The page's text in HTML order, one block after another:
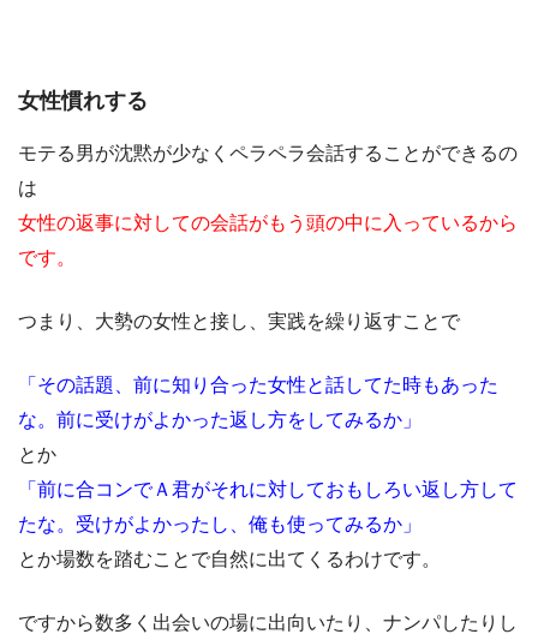
女性慣れする
モテる男が沈黙が少なくペラペラ会話することができるの
は
女性の返事に対しての会話がもう頭の中に入っているから
です。
つまり、大勢の女性と接し、実践を繰り返すことで
「その話題、前に知り合った女性と話してた時もあった
な。前に受けがよかった返し方をしてみるか」
とか
「前に合コンでＡ君がそれに対しておもしろい返し方して
たな。受けがよかったし、俺も使ってみるか」
とか場数を踏むことで自然に出てくるわけです。
ですから数多く出会いの場に出向いたり、ナンパしたりし